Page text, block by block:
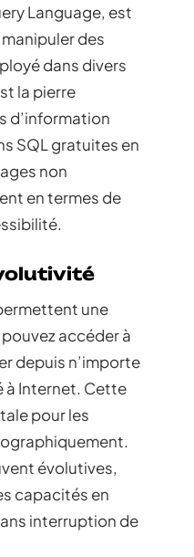
Language, est
des
dans divers
la pierre
d’information
SQL gratuites en
non
en termes de
une
accéder à
depuis n’importe
à Internet. Cette
pour les
évolutives,
capacités en
interruption de